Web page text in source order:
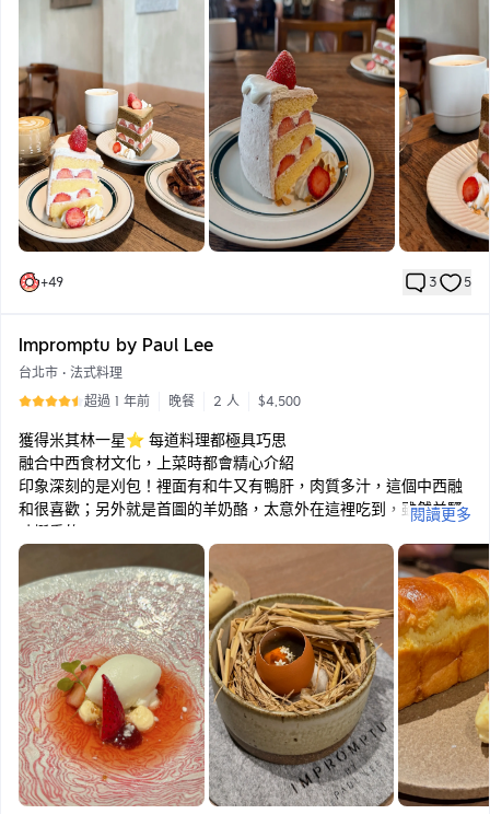
這次再訪依舊吃的很開心
戚風體濕潤配上甜而不膩的鮮奶油，很順口
肉桂捲剛烤出來，超香！肉桂味濃郁偏甜
飲料的部分也不錯！咖啡可以選擇淺焙或中焙
但鐵觀音鮮奶茶的甜度是固定的，對艾緒而言稍甜了點😌可以做無
糖就更好了
我們這次點的：
♡ 馬戲團肉桂捲 120
♡ 小白 140
♡ 鐵觀音鮮奶茶 160
♡ 經典草莓 280
♡ 焙茶草莓 280
+49 3 5
Impromptu by Paul Lee
台北市 • 法式料理
超過 1 年前
晚餐 2 人 $4,500
獲得米其林一星⭐️ 每道料理都極具巧思
融合中西食材文化，上菜時都會精心介紹
印象深刻的是刈包！裡面有和牛又有鴨肝，肉質多汁，這個中西融
和很喜歡；另外就是首圖的羊奶酪，太意外在這裡吃到，雖然羊騷
味挺重的
甜點前有詢問是否加點麵食？擔心客人沒吃飽（笑
加點的油潑麵因有含香菜醬料，就直接放棄了
最後還會準備小小禮物讓客人帶回家
我們帶回的是一小份義大利麵醬料/麵條/飲品，附上的小卡有本次
完整的英文菜單
🔖 松露豬耳朵/韓式泡菜
🔖 伊比利火腿/炸玉米
🔖 手作麵包/海膽蒸蛋
🔖 魚子醬干貝/楊桃
🔖 血腸/柴魚湯/義大利餃
閱讀更多